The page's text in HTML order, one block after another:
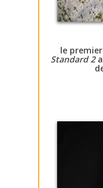
le
Standard 2